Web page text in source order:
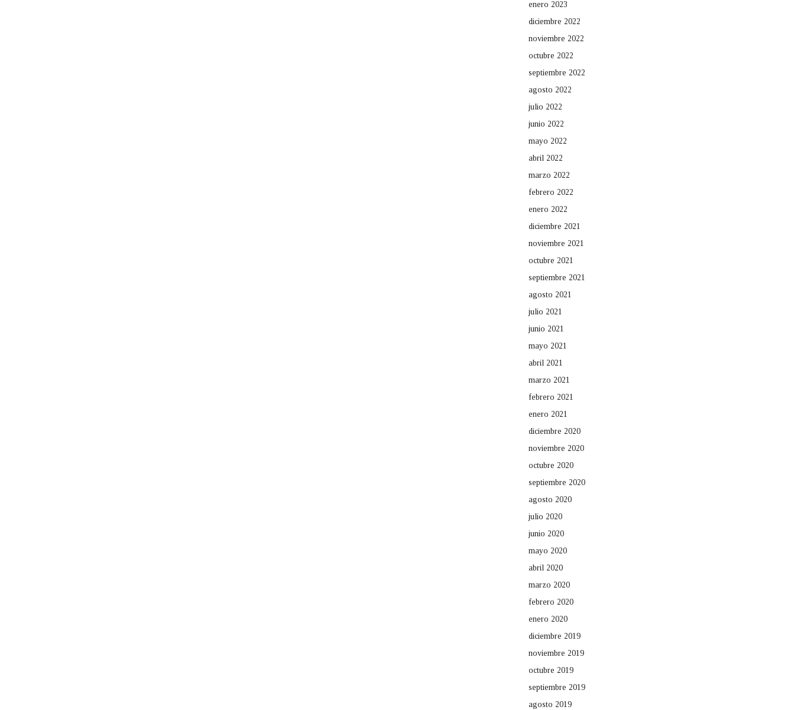
enero 2023
diciembre 2022
noviembre 2022
octubre 2022
septiembre 2022
agosto 2022
julio 2022
junio 2022
mayo 2022
abril 2022
marzo 2022
febrero 2022
enero 2022
diciembre 2021
noviembre 2021
octubre 2021
septiembre 2021
agosto 2021
julio 2021
junio 2021
mayo 2021
abril 2021
marzo 2021
febrero 2021
enero 2021
diciembre 2020
noviembre 2020
octubre 2020
septiembre 2020
agosto 2020
julio 2020
junio 2020
mayo 2020
abril 2020
marzo 2020
febrero 2020
enero 2020
diciembre 2019
noviembre 2019
octubre 2019
septiembre 2019
agosto 2019